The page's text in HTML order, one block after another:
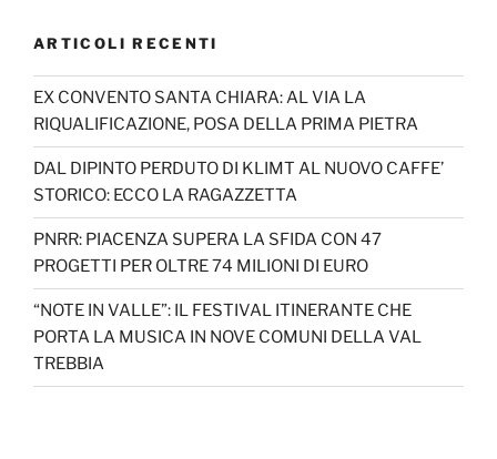
ARTICOLI RECENTI
EX CONVENTO SANTA CHIARA: AL VIA LA
RIQUALIFICAZIONE, POSA DELLA PRIMA PIETRA
DAL DIPINTO PERDUTO DI KLIMT AL NUOVO CAFFE’
STORICO: ECCO LA RAGAZZETTA
PNRR: PIACENZA SUPERA LA SFIDA CON 47
PROGETTI PER OLTRE 74 MILIONI DI EURO
“NOTE IN VALLE”: IL FESTIVAL ITINERANTE CHE
PORTA LA MUSICA IN NOVE COMUNI DELLA VAL
TREBBIA